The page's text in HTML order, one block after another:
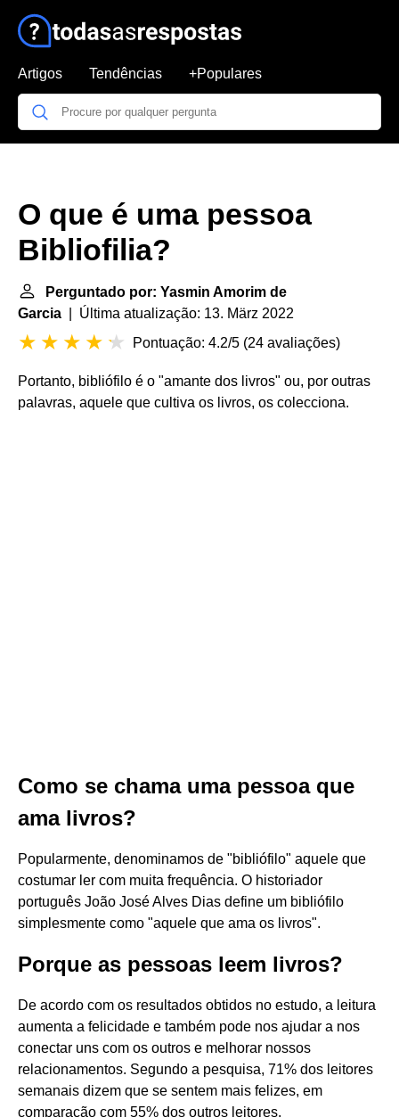
Artigos Tendências +Populares
O que é uma pessoa
Bibliofilia?
Perguntado por: Yasmin Amorim de
Garcia | Última atualização: 13. März 2022
Pontuação: 4.2/5 (24 avaliações)
Portanto, bibliófilo é o "amante dos livros" ou, por outras
palavras, aquele que cultiva os livros, os colecciona.
Como se chama uma pessoa que
ama livros?
Popularmente, denominamos de "bibliófilo" aquele que
costumar ler com muita frequência. O historiador
português João José Alves Dias define um bibliófilo
simplesmente como "aquele que ama os livros".
Porque as pessoas leem livros?
De acordo com os resultados obtidos no estudo, a leitura
aumenta a felicidade e também pode nos ajudar a nos
conectar uns com os outros e melhorar nossos
relacionamentos. Segundo a pesquisa, 71% dos leitores
semanais dizem que se sentem mais felizes, em
comparação com 55% dos outros leitores.